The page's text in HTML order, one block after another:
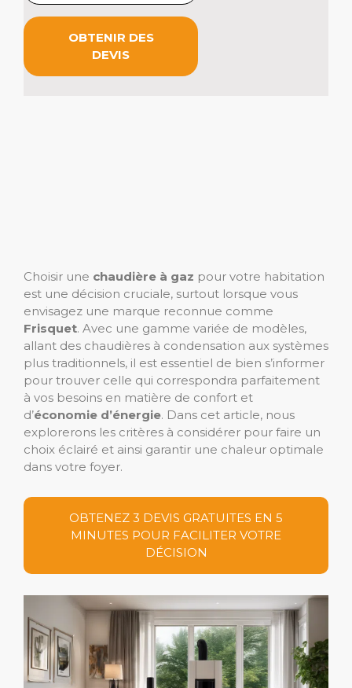
OBTENIR DES
DEVIS
Choisir une chaudière à gaz pour votre habitation
est une décision cruciale, surtout lorsque vous
envisagez une marque reconnue comme
Frisquet. Avec une gamme variée de modèles,
allant des chaudières à condensation aux systèmes
plus traditionnels, il est essentiel de bien s’informer
pour trouver celle qui correspondra parfaitement
à vos besoins en matière de confort et
d’économie d’énergie. Dans cet article, nous
explorerons les critères à considérer pour faire un
choix éclairé et ainsi garantir une chaleur optimale
dans votre foyer.
OBTENEZ 3 DEVIS GRATUITES EN 5
MINUTES POUR FACILITER VOTRE
DÉCISION